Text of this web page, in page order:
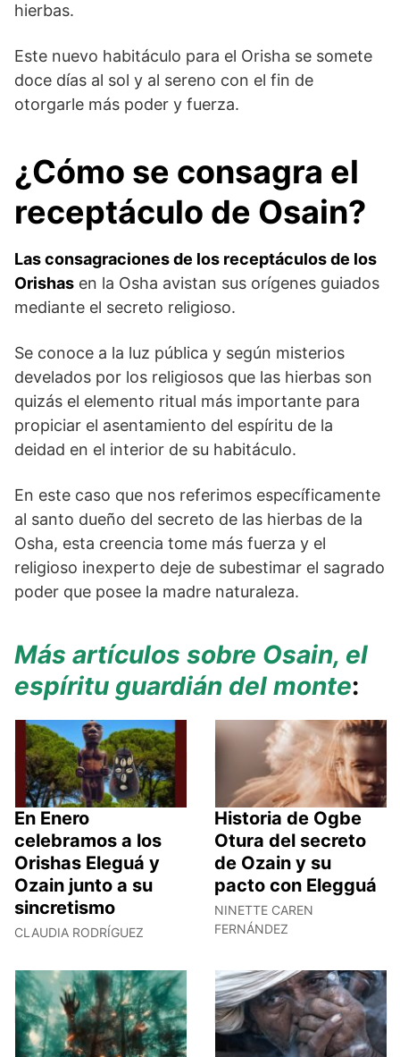
hierbas.
Este nuevo habitáculo para el Orisha se somete
doce días al sol y al sereno con el fin de
otorgarle más poder y fuerza.
¿Cómo se consagra el
receptáculo de Osain?
Las consagraciones de los receptáculos de los
Orishas en la Osha avistan sus orígenes guiados
mediante el secreto religioso.
Se conoce a la luz pública y según misterios
develados por los religiosos que las hierbas son
quizás el elemento ritual más importante para
propiciar el asentamiento del espíritu de la
deidad en el interior de su habitáculo.
En este caso que nos referimos específicamente
al santo dueño del secreto de las hierbas de la
Osha, esta creencia tome más fuerza y el
religioso inexperto deje de subestimar el sagrado
poder que posee la madre naturaleza.
Más artículos sobre Osain, el
espíritu guardián del monte:
En Enero
celebramos a los
Orishas Eleguá y
Ozain junto a su
sincretismo
CLAUDIA RODRÍGUEZ
Historia de Ogbe
Otura del secreto
de Ozain y su
pacto con Elegguá
NINETTE CAREN
FERNÁNDEZ